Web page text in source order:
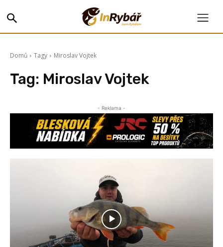
Domů Tagy Miroslav Vojtek
Tag: Miroslav Vojtek
- Reklama -